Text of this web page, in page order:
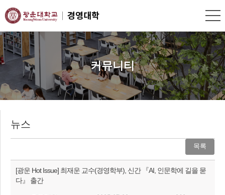
커뮤니티
뉴스
목록
[광운 Hot Issue] 최재운 교수(경영학부), 신간 『AI, 인문학에 길을 묻
다』 출간